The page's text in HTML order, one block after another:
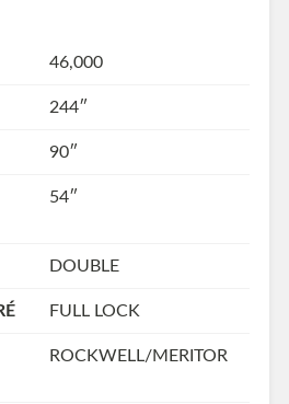
46,000
244″
90″
54″
DOUBLE
FULL LOCK
ROCKWELL/MERITOR